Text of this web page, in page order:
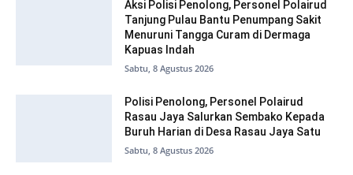
Aksi Polisi Penolong, Personel Polairud
Tanjung Pulau Bantu Penumpang Sakit
Menuruni Tangga Curam di Dermaga
Kapuas Indah
Sabtu, 8 Agustus 2026
Polisi Penolong, Personel Polairud
Rasau Jaya Salurkan Sembako Kepada
Buruh Harian di Desa Rasau Jaya Satu
Sabtu, 8 Agustus 2026